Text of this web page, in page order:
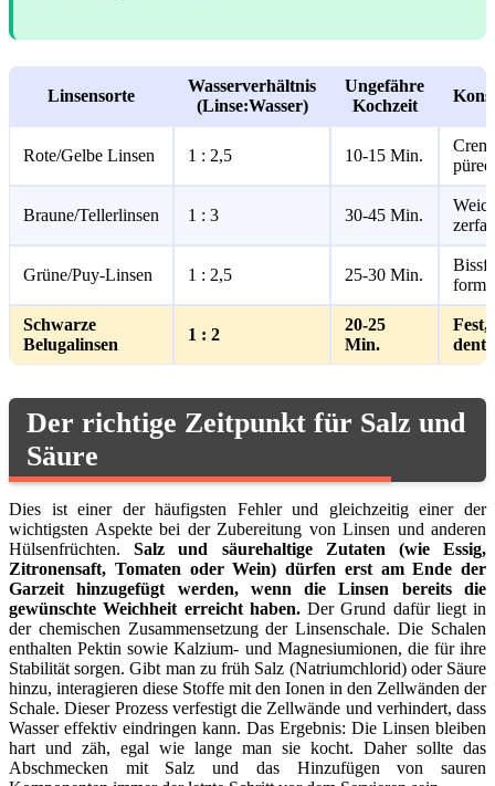
Linsensorte
Wasserverhältnis
(Linse:Wasser)
Ungefähre
Kochzeit
Rote/Gelbe Linsen 1 : 2,5 10-15 Min.
Braune/Tellerlinsen 1 : 3 30-45 Min.
Grüne/Puy-Linsen 1 : 2,5 25-30 Min.
Schwarze
Belugalinsen
1 : 2
20-25
Min.
Fest,
Der richtige Zeitpunkt für Salz und
Säure
Dies ist einer der häufigsten Fehler und gleichzeitig einer der
wichtigsten Aspekte bei der Zubereitung von Linsen und anderen
Hülsenfrüchten.Salz und säurehaltige Zutaten (wie Essig,
Zitronensaft, Tomaten oder Wein) dürfen erst am Ende der
Garzeit hinzugefügt werden, wenn die Linsen bereits die
gewünschte Weichheit erreicht haben.Der Grund dafür liegt in
der chemischen Zusammensetzung der Linsenschale. Die Schalen
enthalten Pektin sowie Kalzium- und Magnesiumionen, die für ihre
Stabilität sorgen. Gibt man zu früh Salz (Natriumchlorid) oder Säure
hinzu, interagieren diese Stoffe mit den Ionen in den Zellwänden der
Schale. Dieser Prozess verfestigt die Zellwände und verhindert, dass
Wasser effektiv eindringen kann. Das Ergebnis: Die Linsen bleiben
hart und zäh, egal wie lange man sie kocht. Daher sollte das
Abschmecken mit Salz und das Hinzufügen von sauren